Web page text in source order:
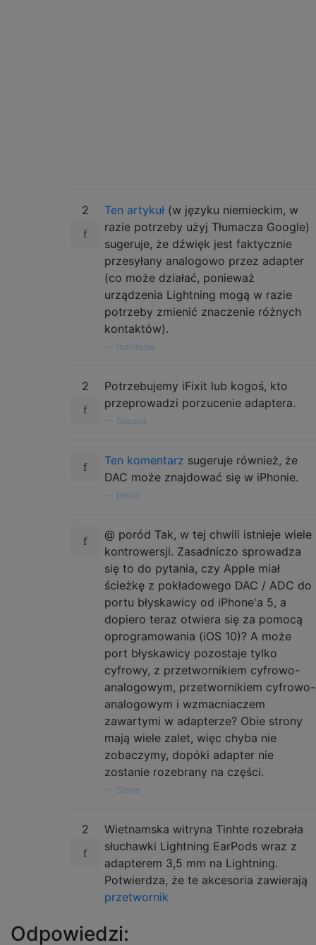
2 Ten artykuł (w języku niemieckim, w
razie potrzeby użyj Tłumacza Google)
sugeruje, że dźwięk jest faktycznie
przesyłany analogowo przez adapter
(co może działać, ponieważ
urządzenia Lightning mogą w razie
potrzeby zmienić znaczenie różnych
kontaktów).
nohillside
2
Potrzebujemy iFixit lub kogoś, kto
przeprowadzi porzucenie adaptera.
Squuiid
Ten komentarz sugeruje również, że
DAC może znajdować się w iPhonie.
poród
@ poród Tak, w tej chwili istnieje wiele
kontrowersji. Zasadniczo sprowadza
się to do pytania, czy Apple miał
ścieżkę z pokładowego DAC / ADC do
portu błyskawicy od iPhone'a 5, a
dopiero teraz otwiera się za pomocą
oprogramowania (iOS 10)? A może
port błyskawicy pozostaje tylko
cyfrowy, z przetwornikiem cyfrowo-
analogowym, przetwornikiem cyfrowo-
analogowym i wzmacniaczem
zawartymi w adapterze? Obie strony
mają wiele zalet, więc chyba nie
zobaczymy, dopóki adapter nie
zostanie rozebrany na części.
Steve
2
Wietnamska witryna Tinhte rozebrała
słuchawki Lightning EarPods wraz z
adapterem 3,5 mm na Lightning.
Potwierdza, że ​​te akcesoria zawierają
przetwornik
Odpowiedzi: